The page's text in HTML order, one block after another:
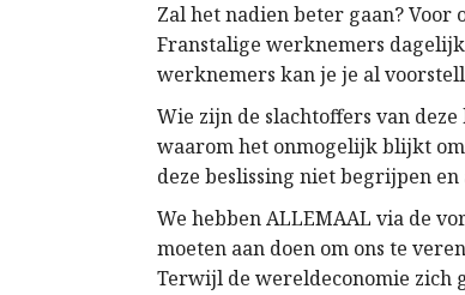
Zal het nadien beter gaan? Voor
Franstalige werknemers
werknemers kan je je al
Wie zijn de slachtoffers van
waarom het onmogelijk blijkt
deze beslissing niet begrijpen en
We hebben ALLEMAAL via de
moeten aan doen om ons te
Terwijl de wereldeconomie zich